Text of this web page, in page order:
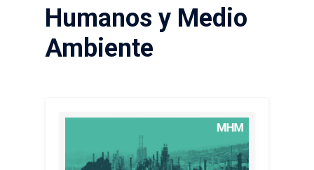
Humanos y Medio
Ambiente